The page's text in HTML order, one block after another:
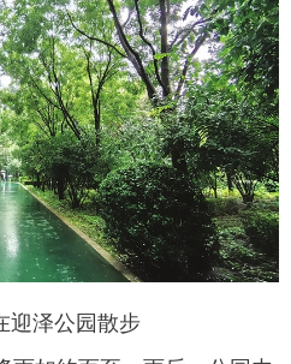
最太原 网罗民生
热评 社区
迎泽公园散步